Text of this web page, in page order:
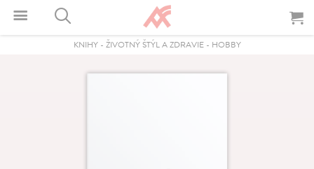
KNIHY- ŽIVOTNÝ ŠTÝL A ZDRAVIE- HOBBY